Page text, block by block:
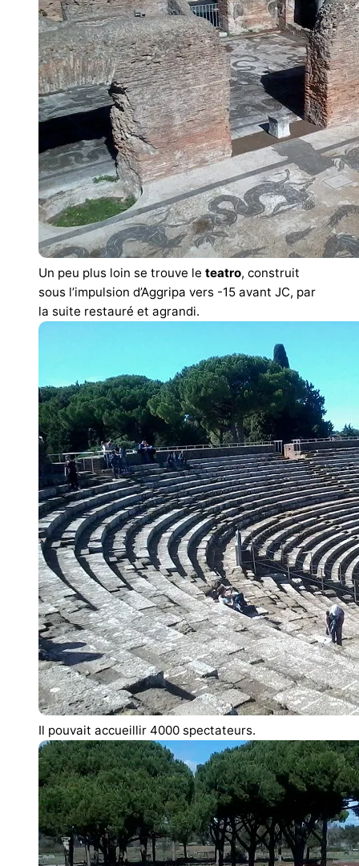
Un peu plus loin se trouve le teatro, construit
sous l’impulsion d’Aggripa vers -15 avant JC, par
la suite restauré et agrandi.
Il pouvait accueillir 4000 spectateurs.